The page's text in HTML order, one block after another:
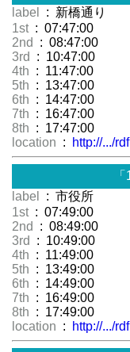
label
: 新橋通り
1st : 07:47:00
2nd
: 08:47:00
3rd
: 10:47:00
4th : 11:47:00
5th : 13:47:00
6th : 14:47:00
7th : 16:47:00
8th : 17:47:00
location : http://.../
label
: 市役所
1st : 07:49:00
2nd
: 08:49:00
3rd
: 10:49:00
4th : 11:49:00
5th : 13:49:00
6th : 14:49:00
7th : 16:49:00
8th : 17:49:00
location : http://.../